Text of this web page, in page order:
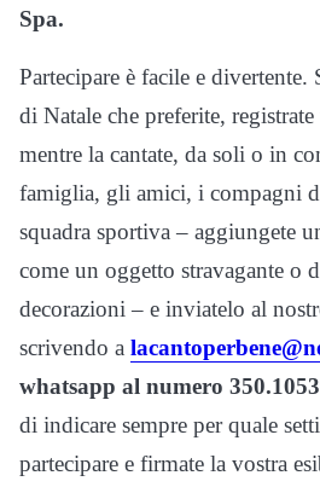
Spa.
Partecipare è facile e divertente.
di Natale che preferite,
mentre la cantate, da soli o in
famiglia, gli amici, i compagni
squadra sportiva – aggiungete
come un oggetto stravagante o
decorazioni – e inviatelo al
scrivendo a
whatsapp al numero
di indicare sempre per quale
partecipare e firmate la vostra